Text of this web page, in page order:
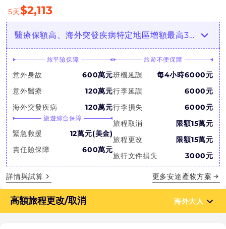
5天$2,113
醫療保額高、海外突發疾病特定地區增額最高3倍！陸海空延誤都賠！
旅平險保障
意外身故
600萬元
意外醫療
120萬元
海外突發疾病
120萬元
旅遊綜合保障
緊急救援
12萬元(美金)
責任險保障
600萬元
旅遊不便保障
班機延誤
每4小時6000元
行李延誤
6000元
行李損失
6000元
旅程取消
限額15萬元
旅程更改
限額15萬元
旅行文件損失
3000元
詳情與試算 更多安達產物方案
高額旅程更改/取消 海外大人